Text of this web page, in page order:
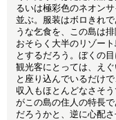
るいは極彩色のネオン
並ぶ。服装はボロきれ
うな乞食を、この島は排
おそらく大半のリゾー
とするだろう。ぼくの
観光客にとっては、え
と座り込んでいるだけ
収入もほとんどなさそ
がこの島の住人の特長
だろうかと、逆に心配さ